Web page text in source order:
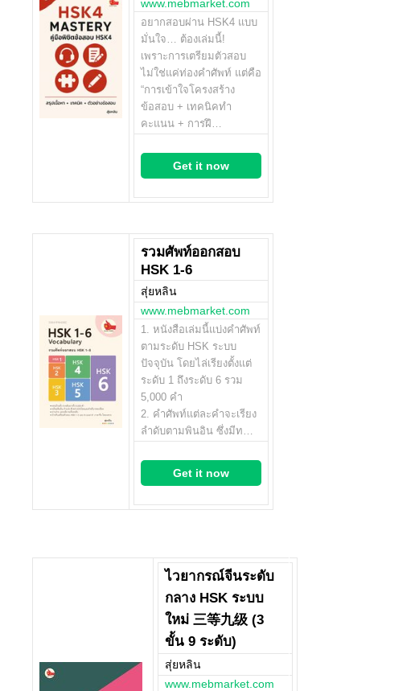
www.mebmarket.com
อยากสอบผ่าน HSK4 แบบ
มั่นใจ… ต้องเล่มนี้!
เพราะการเตรียมตัวสอบ
ไม่ใช่แค่ท่องคำศัพท์ แต่คือ
“การเข้าใจโครงสร้าง
ข้อสอบ + เทคนิคทำ
คะแนน + การฝึ…
Get it now
รวมศัพท์ออกสอบ
HSK 1-6
สุ่ยหลิน
www.mebmarket.com
1. หนังสือเล่มนี้แบ่งคำศัพท์
ตามระดับ HSK ระบบ
ปัจจุบัน โดยไล่เรียงตั้งแต่
ระดับ 1 ถึงระดับ 6 รวม
5,000 คำ
2. คำศัพท์แต่ละคำจะเรียง
ลำดับตามพินอิน ซึ่งมีท…
Get it now
ไวยากรณ์จีนระดับ
กลาง HSK ระบบ
ใหม่ 三等九级 (3
ขั้น 9 ระดับ)
สุ่ยหลิน
www.mebmarket.com